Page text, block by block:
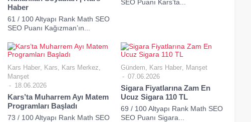
Haber
61 / 100 Altyapı Rank Math SEO
SEO Puanı Kağızman’ın...
SEO Puanı Kars’ta...
Kars Haber, Kars, Kars Merkez,
Manşet
18.06.2026
Kars’ta Muharrem Ayı Matem
Programları Başladı
73 / 100 Altyapı Rank Math SEO
Gündem, Kars Haber, Manşet
07.06.2026
Sigara Fiyatlarına Zam En
Ucuz Sigara 110 TL
69 / 100 Altyapı Rank Math SEO
SEO Puanı Sigara...